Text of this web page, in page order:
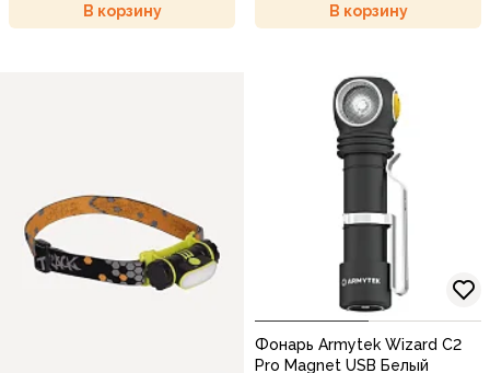
В корзину В корзину
Фонарь Armytek Wizard C2
Pro Magnet USB Белый